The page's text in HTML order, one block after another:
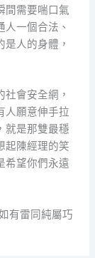
間需要喘口氣
一個合法、
人的身體，
會安全網，
人願意伸手拉
就是那雙最穩
起陳經理的笑
希望你們永遠
有雷同純屬巧